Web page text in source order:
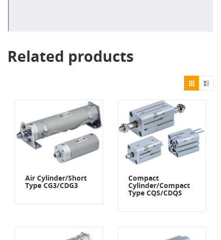
Related products
Air Cylinder/Short
Type CG3/CDG3
Compact
Cylinder/Compact
Type CQS/CDQS